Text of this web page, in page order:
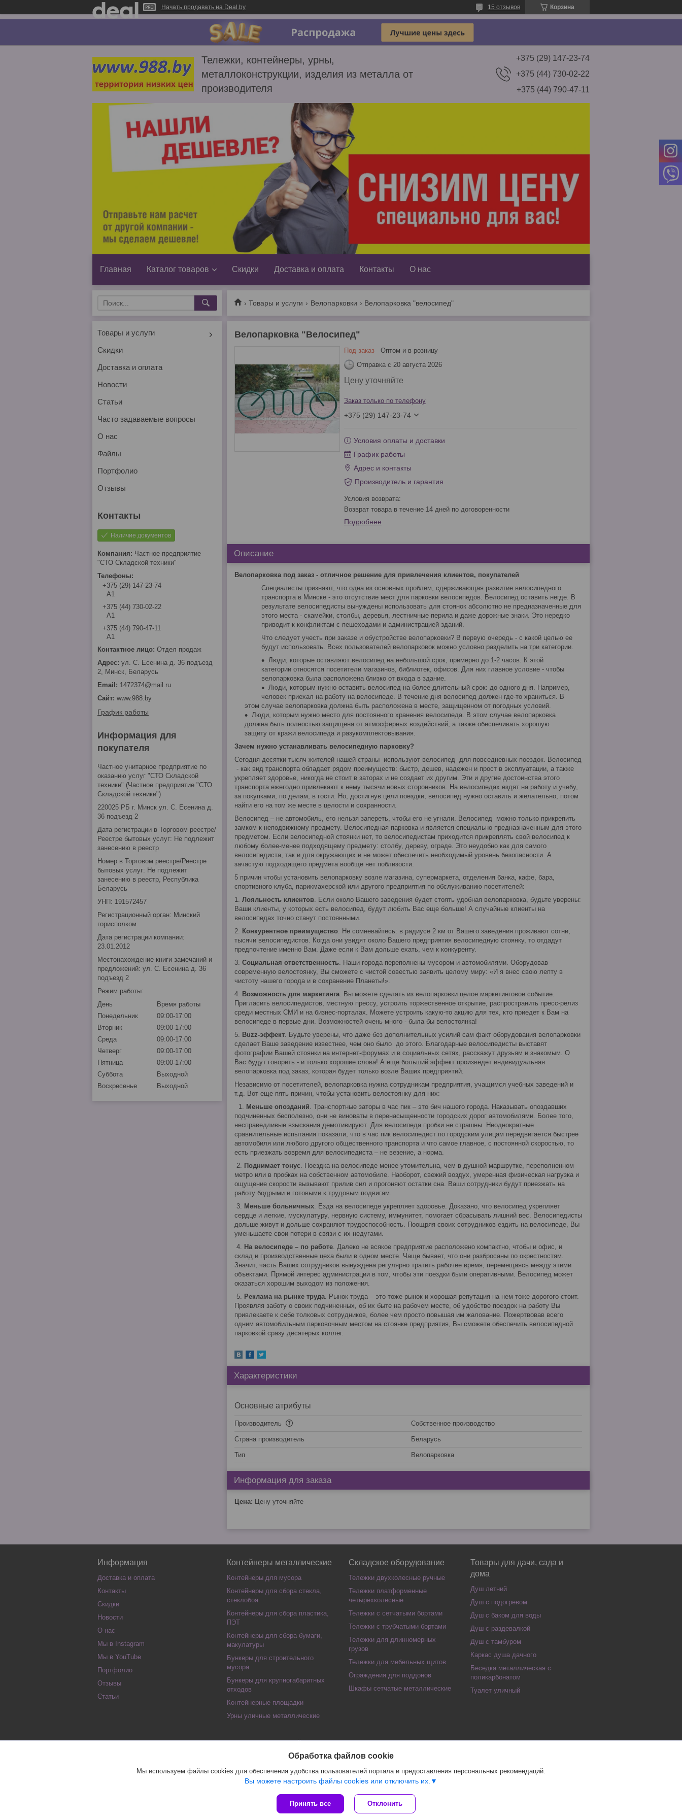
Начать продавать на Deal.by Корзина
15 отзывов
Тележки, контейнеры, урны,
металлоконструкции, изделия из металла от
производителя
+375 (29) 147-23-74
+375 (44) 730-02-22
+375 (44) 790-47-11
Главная Каталог товаров Скидки Доставка и оплата Контакты О нас
Товары и услуги Велопарковки Велопарковка "велосипед"
Велопарковка "Велосипед"
Под заказ
Оптом и в розницу
Отправка с 20 августа 2026
Цену уточняйте
Заказ только по телефону
+375 (29) 147-23-74
Условия оплаты и доставки
График работы
Адрес и контакты
Производитель и гарантия
возврат товара в течение 14 дней по договоренности
Подробнее
Описание
Велопарковка под заказ - отличное решение для привлечения клиентов, покупателей
Специалисты признают, что одна из основных проблем, сдерживающая развитие велосипедного
транспорта в Минске - это отсутствие мест для парковки велосипедов. Велосипед оставить негде. В
результате велосипедисты вынуждены использовать для стоянок абсолютно не предназначенные для
этого места - скамейки, столбы, деревья, лестничные перила и даже дорожные знаки. Это нередко
приводит к конфликтам с пешеходами и администрацией зданий.
Что следует учесть при заказе и обустройстве велопарковки? В первую очередь - с какой целью ее
будут использовать. Всех пользователей велопарковок можно условно разделить на три категории.
Люди, которые оставляют велосипед на небольшой срок, примерно до 1-2 часов. К этой
категории относятся посетители магазинов, библиотек, офисов. Для них главное условие - чтобы
велопарковка была расположена близко от входа в здание.
Люди, которым нужно оставить велосипед на более длительный срок: до одного дня. Например,
человек приехал на работу на велосипеде. В течение дня велосипед должен где-то храниться. В
этом случае велопарковка должна быть расположена в месте, защищенном от погодных условий.
Люди, которым нужно место для постоянного хранения велосипеда. В этом случае велопарковка
должна быть полностью защищена от атмосферных воздействий, а также обеспечивать хорошую
защиту от кражи велосипеда и разукомплектовывания.
Зачем нужно устанавливать велосипедную парковку?
Сегодня десятки тысяч жителей нашей страны используют велосипед для повседневных поездок. Велосипед
- как вид транспорта обладает рядом преимуществ: быстр, дешев, надежен и прост в эксплуатации, а также
укрепляет здоровье, никогда не стоит в заторах и не создает их другим. Эти и другие достоинства этого
транспорта ежегодно привлекают к нему тысячи новых сторонников. На велосипедах ездят на работу и учебу,
за покупками, по делам, в гости. Но, достигнув цели поездки, велосипед нужно оставить и желательно, потом
найти его на том же месте в целости и сохранности.
Велосипед – не автомобиль, его нельзя запереть, чтобы его не угнали. Велосипед можно только прикрепить
замком к неподвижному предмету. Велосипедная парковка и является специально предназначенным для этого
предметом. Если велосипедной стоянки нет, то велосипедистам приходится прикреплять свой велосипед к
любому более-менее подходящему предмету: столбу, дереву, ограде. Это неудобно как для самого
велосипедиста, так и для окружающих и не может обеспечить необходимый уровень безопасности. А
зачастую подходящего предмета вообще нет поблизости.
5 причин чтобы установить велопарковку возле магазина, супермаркета, отделения банка, кафе, бара,
спортивного клуба, парикмахерской или другого предприятия по обслуживанию посетителей:
1. Лояльность клиентов. Если около Вашего заведения будет стоять удобная велопарковка, будьте уверены:
Ваши клиенты, у которых есть велосипед, будут любить Вас еще больше! А случайные клиенты на
велосипедах точно станут постоянными.
2. Конкурентное преимущество. Не сомневайтесь: в радиусе 2 км от Вашего заведения проживают сотни,
тысячи велосипедистов. Когда они увидят около Вашего предприятия велосипедную стоянку, то отдадут
предпочтение именно Вам. Даже если к Вам дольше ехать, чем к конкуренту.
3. Социальная ответственность. Наши города переполнены мусором и автомобилями. Оборудовав
современную велостоянку, Вы сможете с чистой совестью заявить целому миру: «И я внес свою лепту в
чистоту нашего города и в сохранение Планеты!».
4. Возможность для маркетинга. Вы можете сделать из велопарковки целое маркетинговое событие.
Пригласить велосипедистов, местную прессу, устроить торжественное открытие, распространить пресс-релиз
среди местных СМИ и на бизнес-порталах. Можете устроить какую-то акцию для тех, кто приедет к Вам на
велосипеде в первые дни. Возможностей очень много - была бы велостоянка!
5. Buzz-эффект. Будьте уверены, что даже без дополнительных усилий сам факт оборудования велопарковки
сделает Ваше заведение известнее, чем оно было до этого. Благодарные велосипедисты выставят
фотографии Вашей стоянки на интернет-форумах и в социальных сетях, расскажут друзьям и знакомым. О
Вас будут говорить - и только хорошие слова! А еще больший эффект произведет индивидуальная
велопарковка под заказ, которая будет только возле Ваших предприятий.
Независимо от посетителей, велопарковка нужна сотрудникам предприятия, учащимся учебных заведений и
т.д. Вот еще пять причин, чтобы установить велостоянку для них:
1. Меньше опозданий. Транспортные заторы в час пик – это бич нашего города. Наказывать опоздавших
подчиненных бесполезно, они не виноваты в перенасыщенности городских дорог автомобилями. Более того,
несправедливые взыскания демотивируют. Для велосипеда пробки не страшны. Неоднократные
сравнительные испытания показали, что в час пик велосипедист по городским улицам передвигается быстрее
автомобиля или любого другого общественного транспорта и что самое главное, с постоянной скоростью, то
есть приезжать вовремя для велосипедиста – не везение, а норма.
2. Поднимает тонус. Поездка на велосипеде менее утомительна, чем в душной маршрутке, переполненном
метро или в пробках на собственном автомобиле. Наоборот, свежий воздух, умеренная физическая нагрузка и
ощущение скорости вызывают прилив сил и прогоняют остатки сна. Ваши сотрудники будут приезжать на
работу бодрыми и готовыми к трудовым подвигам.
3. Меньше больничных. Езда на велосипеде укрепляет здоровье. Доказано, что велосипед укрепляет
сердце и легкие, мускулатуру, нервную систему, иммунитет, помогает сбрасывать лишний вес. Велосипедисты
дольше живут и дольше сохраняют трудоспособность. Поощряя своих сотрудников ездить на велосипеде, Вы
уменьшаете свои потери в связи с их недугами.
4. На велосипеде – по работе. Далеко не всякое предприятие расположено компактно, чтобы и офис, и
склад и производственные цеха были в одном месте. Чаще бывает, что они разбросаны по окрестностям.
Значит, часть Ваших сотрудников вынуждена регулярно тратить рабочее время, перемещаясь между этими
объектами. Прямой интерес администрации в том, чтобы эти поездки были оперативными. Велосипед может
оказаться хорошим выходом из положения.
5. Реклама на рынке труда. Рынок труда – это тоже рынок и хорошая репутация на нем тоже дорогого стоит.
Проявляя заботу о своих подчиненных, об их быте на рабочем месте, об удобстве поездок на работу Вы
привлекаете к себе толковых сотрудников, более чем просто повышая им жалование. Пожертвовав всего
одним автомобильным парковочным местом на стоянке предприятия, Вы сможете обеспечить велосипедной
парковкой сразу десятерых коллег.
Характеристики
Основные атрибуты
Производитель Собственное производство
Страна производитель Беларусь
Тип Велопарковка
Информация для заказа
Цена: Цену уточняйте
Товары и услуги
Скидки
Доставка и оплата
Новости
Статьи
Часто задаваемые вопросы
О нас
Файлы
Портфолио
Отзывы
Наличие документов
Частное предприятие
"СТО Складской техники"
+375 (29) 147-23-74
А1
+375 (44) 730-02-22
А1
+375 (44) 790-47-11
А1
Отдел продаж
ул. С. Есенина д. 36 подъезд
2, Минск, Беларусь
1472374@mail.ru
www.988.by
График работы
Информация для
покупателя
Частное унитарное предприятие по
оказанию услуг "СТО Складской
техники" (Частное предприятие "СТО
Складской техники")
220025 РБ г. Минск ул. С. Есенина д.
36 подъезд 2
Дата регистрации в Торговом реестре/
Реестре бытовых услуг: Не подлежит
занесению в реестр
Номер в Торговом реестре/Реестре
бытовых услуг: Не подлежит
занесению в реестр, Республика
Беларусь
УНП: 191572457
Регистрационный орган: Минский
горисполком
Дата регистрации компании:
23.01.2012
Местонахождение книги замечаний и
предложений: ул. С. Есенина д. 36
подъезд 2
Режим работы:
День
Время работы
Понедельник
09:00-17:00
Вторник
09:00-17:00
Среда
09:00-17:00
Четверг
09:00-17:00
Пятница
09:00-17:00
Суббота
Выходной
Воскресенье
Выходной
Информация
Доставка и оплата
Контакты
Скидки
Новости
О нас
Мы в Instagram
Мы в YouTube
Портфолио
Отзывы
Статьи
Контейнеры металлические
Контейнеры для мусора
Контейнеры для сбора стекла,
стеклобоя
Контейнеры для сбора пластика,
ПЭТ
Контейнеры для сбора бумаги,
макулатуры
Бункеры для строительного
мусора
Бункеры для крупногабаритных
отходов
Контейнерные площадки
Урны уличные металлические
Складское оборудование
Тележки двухколесные ручные
Тележки платформенные
четырехколесные
Тележки с сетчатыми бортами
Тележки с трубчатыми бортами
Тележки для длинномерных
грузов
Тележки для мебельных щитов
Ограждения для поддонов
Шкафы сетчатые металлические
Товары для дачи, сада и
дома
Душ летний
Душ с подогревом
Душ с баком для воды
Душ с раздевалкой
Душ с тамбуром
Каркас душа дачного
Беседка металлическая с
поликарбонатом
Туалет уличный
Сайт создан на платформе Deal.by
Политика обработки файлов cookies
Обработка файлов cookie
Мы используем файлы cookies для обеспечения удобства пользователей портала и предоставления персональных рекомендаций.
Вы можете настроить файлы cookies или отключить их.
Принять все Отклонить
Частное предприятие "СТО Складской техники" |
Select Language ▼